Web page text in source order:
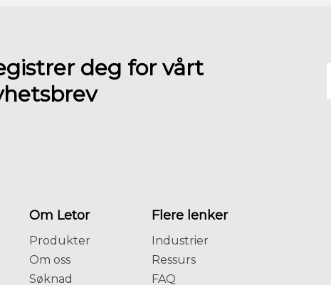
deg for vårt
Om Letor
Produkter
Om oss
Søknad
Flere lenker
Industrier
Ressurs
FAQ